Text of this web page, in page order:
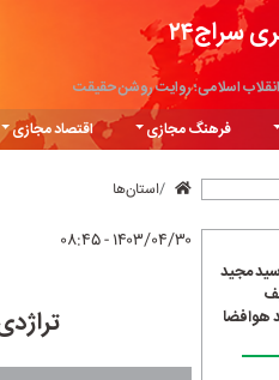
سراج۲۴
اسلامی؛ روایت روشن حقیقت
فرهنگ مجازی اقتصاد مجازی
مجید
هوافضا
استان‌ها
۱۴۰۳/۰۴/۳۰ - ۰۸:۴۵
تراژدی